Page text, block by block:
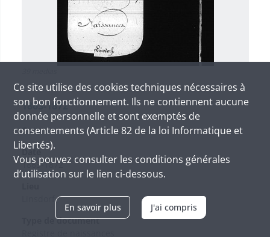
1863-1872
Cote
-
Date
1863-1872
Type de document
Ce site utilise des cookies techniques nécessaires à
son bon fonctionnement. Ils ne contiennent aucune
donnée personnelle et sont exemptés de
consentements (Article 82 de la loi Informatique et
Libertés).
Vous pouvez consulter les conditions générales
d’utilisation sur le lien ci-dessous.
En savoir plus J'ai compris